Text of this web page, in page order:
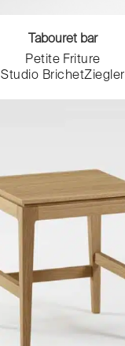
Tabouret bar
Petite Friture
Studio BrichetZiegler